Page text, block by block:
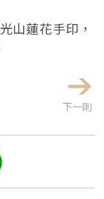
山蓮花手印，
下一則